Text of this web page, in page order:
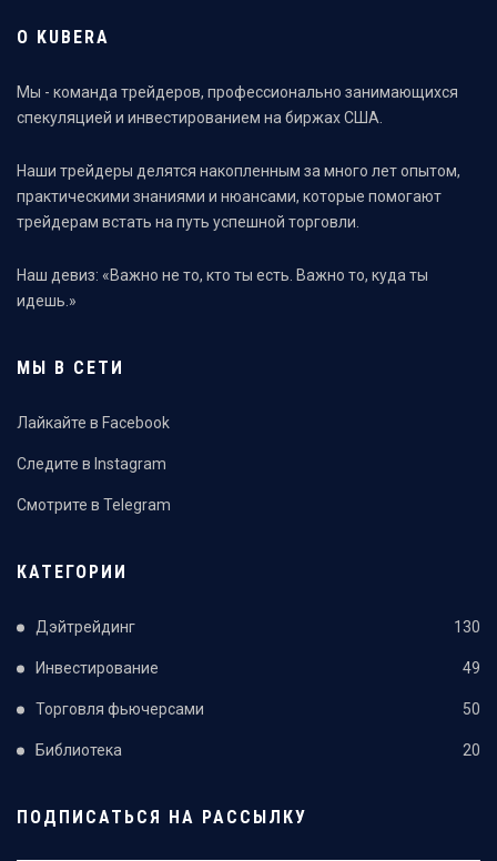
О KUBERA
Мы - команда трейдеров, профессионально занимающихся
спекуляцией и инвестированием на биржах США.
Наши трейдеры делятся накопленным за много лет опытом,
практическими знаниями и нюансами, которые помогают
трейдерам встать на путь успешной торговли.
Наш девиз: «Важно не то, кто ты есть. Важно то, куда ты
идешь.»
МЫ В СЕТИ
Лайкайте в Facebook
Следите в Instagram
Смотрите в Telegram
КАТЕГОРИИ
Дэйтрейдинг 130
Инвестирование 49
Торговля фьючерсами 50
Библиотека 20
ПОДПИСАТЬСЯ НА РАССЫЛКУ